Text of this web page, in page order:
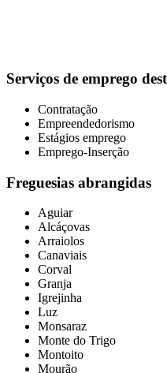
Serviços de emprego
Contratação
Empreendedorismo
Estágios emprego
Emprego-Inserção
Freguesias abrangidas
Aguiar
Alcáçovas
Arraiolos
Canaviais
Corval
Granja
Igrejinha
Luz
Monsaraz
Monte do Trigo
Montoito
Mourão